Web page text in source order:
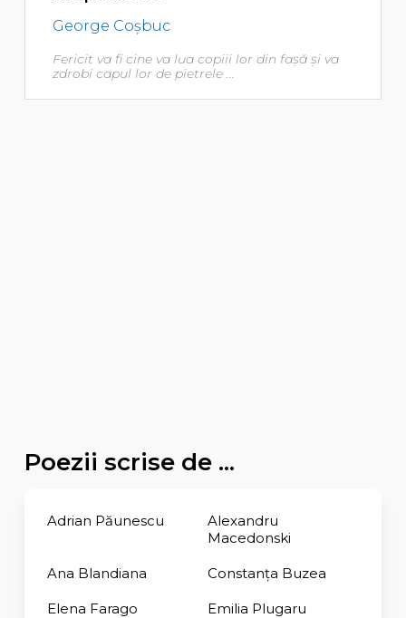
George Coşbuc
Fericit va fi cine va lua copiii lor din faşă şi va
zdrobi capul lor de pietrele ...
Poezii scrise de ...
Adrian Păunescu
Alexandru
Macedonski
Ana Blandiana Constanţa Buzea
Elena Farago Emilia Plugaru